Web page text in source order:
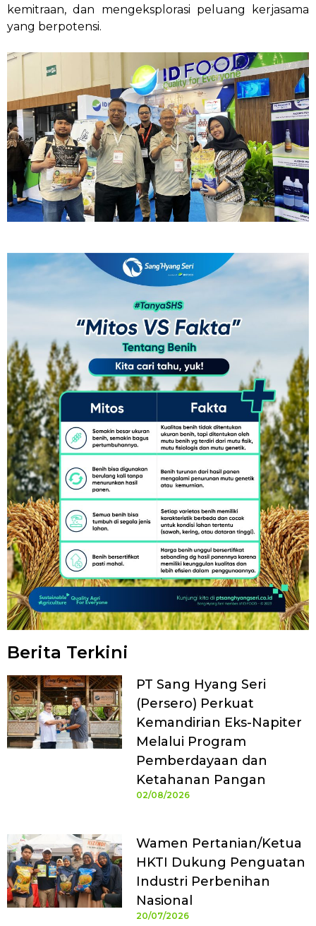
kemitraan, dan mengeksplorasi peluang kerjasama
yang berpotensi.
Berita Terkini
PT Sang Hyang Seri
(Persero) Perkuat
Kemandirian Eks-Napiter
Melalui Program
Pemberdayaan dan
Ketahanan Pangan
02/08/2026
Wamen Pertanian/Ketua
HKTI Dukung Penguatan
Industri Perbenihan
Nasional
20/07/2026